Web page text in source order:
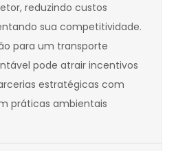
reduzindo custos
sua competitividade.
para um transporte
pode atrair incentivos
estratégicas com
práticas ambientais